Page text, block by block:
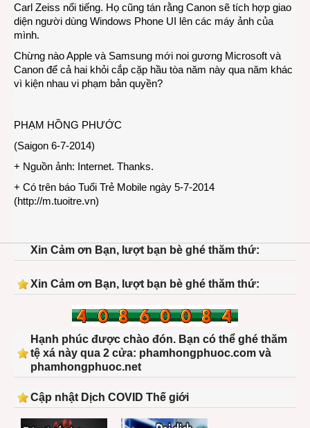
Carl Zeiss nổi tiếng. Họ cũng tán rằng Canon sẽ tích hợp giao
diện người dùng Windows Phone UI lên các máy ảnh của
mình.
Chừng nào Apple và Samsung mới noi gương Microsoft và
Canon để cả hai khỏi cắp cặp hầu tòa năm này qua năm khác
vì kiện nhau vi phạm bản quyền?
PHẠM HỒNG PHƯỚC
(Saigon 6-7-2014)
+ Nguồn ảnh: Internet. Thanks.
+ Có trên báo Tuổi Trẻ Mobile ngày 5-7-2014
(http://m.tuoitre.vn)
Xin Cảm ơn Bạn, lượt bạn bè ghé thăm thứ:
Xin Cảm ơn Bạn, lượt bạn bè ghé thăm thứ:
Hạnh phúc được chào đón. Bạn có thể ghé thăm
tệ xá này qua 2 cửa: phamhongphuoc.com và
phamhongphuoc.net
Cập nhật Dịch COVID Thế giới